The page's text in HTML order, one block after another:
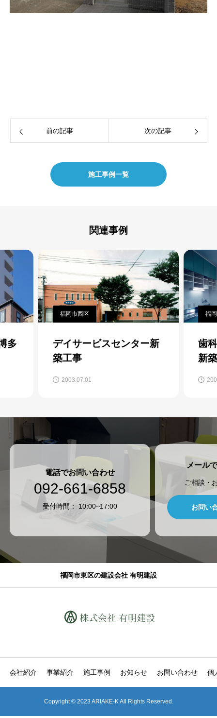
前の記事 次の記事
施工事例一覧
関連事例
多
福岡市西区
デイサービスセンター新
築工事
2003.07.01
福
歯
新
電話でお問い合わせ
092-661-6858
​受付時間： 10:00~17:00
メール
ご相談・
お問い
福岡市東区の建設会社 有明建設
会社紹介 事業紹介 施工事例 お知らせ お問い合わせ 個
Copyright © 2023 ARIAKE-K All Rights Reserved.